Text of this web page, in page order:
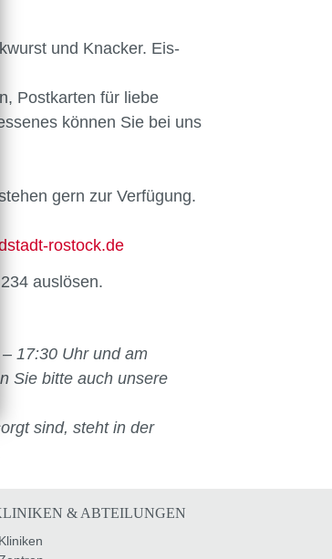
und Knacker. Eis-
Postkarten für liebe
können Sie bei uns
gern zur Verfügung.
rostock.de
auslösen.
17:30 Uhr und am
Sie bitte auch unsere
sind, steht in der
& ABTEILUNGEN
Kliniken